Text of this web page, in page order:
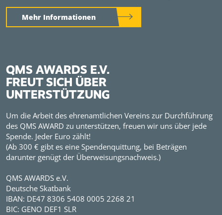
Mehr Informationen
QMS AWARDS E.V.
FREUT SICH ÜBER
UNTERSTÜTZUNG
Um die Arbeit des ehrenamtlichen Vereins zur Durchführung
des QMS AWARD zu unterstützen, freuen wir uns über jede
Spende. Jeder Euro zählt!
(Ab 300 € gibt es eine Spendenquittung, bei Beträgen
darunter genügt der Überweisungsnachweis.)
QMS AWARDS e.V.
Deutsche Skatbank
IBAN: DE47 8306 5408 0005 2268 21
BIC: GENO DEF1 SLR